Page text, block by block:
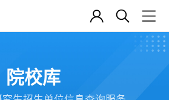
院校库